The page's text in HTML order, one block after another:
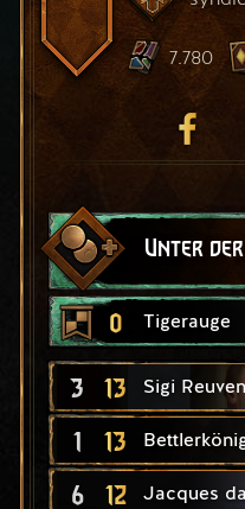
7.780
Unter der
0 Tigerauge
3 13 Sigi
1 13
6 12 Jacques